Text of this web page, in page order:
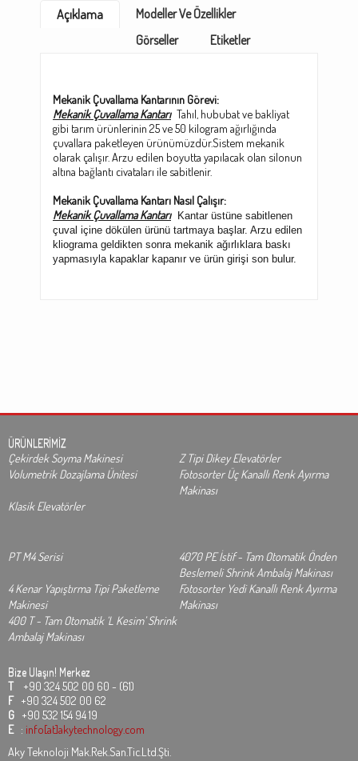
Açıklama
Modeller Ve Özellikler
Görseller
Etiketler
Mekanik Çuvallama Kantarının Görevi:
Mekanik Çuvallama Kantarı Tahıl, hububat ve bakliyat
gibi tarım ürünlerinin 25 ve 50 kilogram ağırlığında
çuvallara paketleyen ürünümüzdür.Sistem mekanik
olarak çalışır. Arzu edilen boyutta yapılacak olan silonun
altına bağlantı civataları ile sabitlenir.
Mekanik Çuvallama Kantarı Nasıl Çalışır:
Mekanik Çuvallama Kantarı Kantar üstüne sabitlenen
çuval içine dökülen ürünü tartmaya başlar. Arzu edilen
kliograma geldikten sonra mekanik ağırlıklara baskı
yapmasıyla kapaklar kapanır ve ürün girişi son bulur.
ÜRÜNLERİMİZ
Çekirdek Soyma Makinesi
Z Tipi Dikey Elevatörler
Volumetrik Dozajlama Ünitesi
Fotosorter Üç Kanallı Renk Ayırma
Makinası
Klasik Elevatörler
PT M4 Serisi
4070 PE İstif - Tam Otomatik Önden
Beslemeli Shrink Ambalaj Makinası
4 Kenar Yapıştırma Tipi Paketleme
Makinesi
Fotosorter Yedi Kanallı Renk Ayırma
Makinası
400 T - Tam Otomatik ‘L Kesim’ Shrink
Ambalaj Makinası
Bize Ulaşın! Merkez
T +90 324 502 00 60 - (61)
F +90 324 502 00 62
G +90 532 154 94 19
E : info[at]akytechnology.com
Aky Teknoloji Mak.Rek.San.Tic.Ltd.Şti.